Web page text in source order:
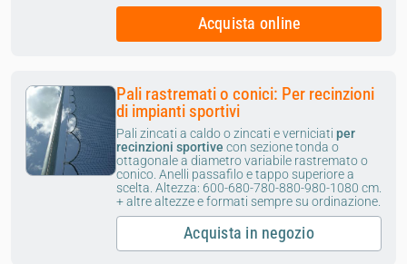
Acquista online
Pali rastremati o conici: Per recinzioni
di impianti sportivi
Pali zincati a caldo o zincati e verniciati per
recinzioni sportive con sezione tonda o
ottagonale a diametro variabile rastremato o
conico. Anelli passafilo e tappo superiore a
scelta. Altezza: 600-680-780-880-980-1080 cm.
+ altre altezze e formati sempre su ordinazione.
Acquista in negozio